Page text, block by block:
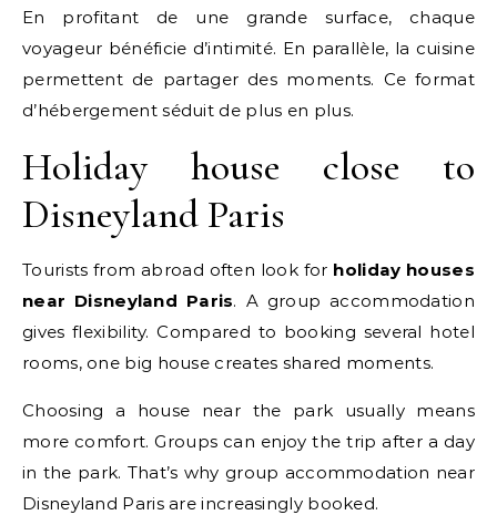
En profitant de une grande surface, chaque
voyageur bénéficie d’intimité. En parallèle, la cuisine
permettent de partager des moments. Ce format
d’hébergement séduit de plus en plus.
Holiday house close to
Disneyland Paris
Tourists from abroad often look for holiday houses
near Disneyland Paris. A group accommodation
gives flexibility. Compared to booking several hotel
rooms, one big house creates shared moments.
Choosing a house near the park usually means
more comfort. Groups can enjoy the trip after a day
in the park. That’s why group accommodation near
Disneyland Paris are increasingly booked.